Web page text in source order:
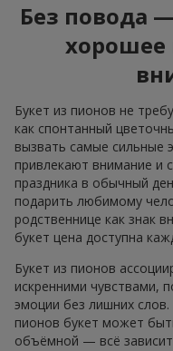
Без повода
хорошее
Букет из пионов не
как спонтанный
вызвать самые сильные
привлекают внимание и
праздника в обычный
подарить любимому
родственнице как знак
букет цена доступна
Букет из пионов
искренними чувствами,
эмоции без лишних
пионов букет может
объёмной — всё